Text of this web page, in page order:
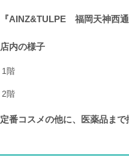
『AINZ&TULPE 福岡天神西
店内の様子
1階
2階
定番コスメの他に、医薬品ま